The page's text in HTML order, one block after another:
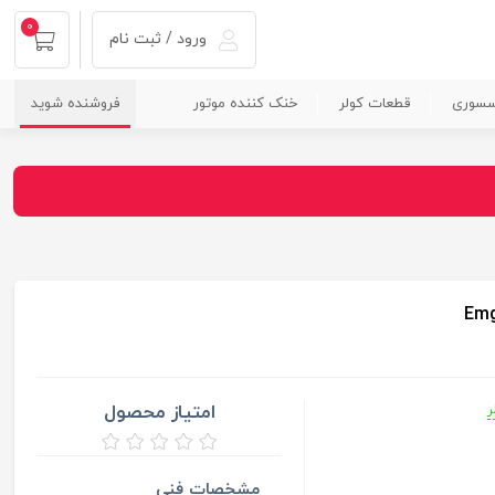
ورود / ثبت نام
0
قطعات کولر خنک کننده موتور فروشنده شوید
امتیاز محصول
مشخصات فنی